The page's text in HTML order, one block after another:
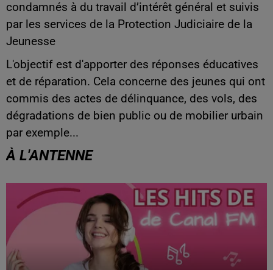
condamnés à du travail d’intérêt général et suivis
par les services de la Protection Judiciaire de la
Jeunesse
L'objectif est d'apporter des réponses éducatives
et de réparation. Cela concerne des jeunes qui ont
commis des actes de délinquance, des vols, des
dégradations de bien public ou de mobilier urbain
par exemple...
À L'ANTENNE